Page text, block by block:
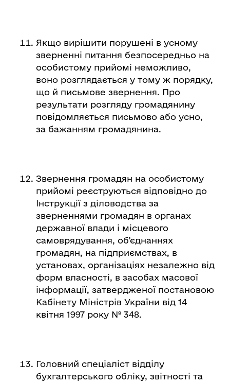
Якщо вирішити порушені в усному
зверненні питання безпосередньо на
особистому прийомі неможливо,
воно розглядається у тому ж порядку,
що й письмове звернення. Про
результати розгляду громадянину
повідомляється письмово або усно,
за бажанням громадянина.
Звернення громадян на особистому
прийомі реєструються відповідно до
Інструкції з діловодства за
зверненнями громадян в органах
державної влади і місцевого
самоврядування, об’єднаннях
громадян, на підприємствах, в
установах, організаціях незалежно від
форм власності, в засобах масової
інформації, затвердженої постановою
Кабінету Міністрів України від 14
квітня 1997 року № 348.
Головний спеціаліст відділу
бухгалтерського обліку, звітності та